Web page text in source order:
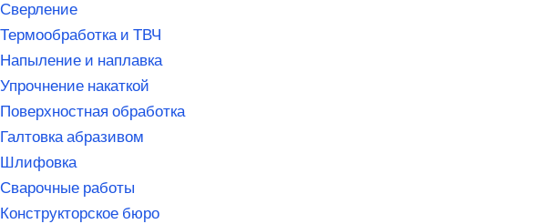
Сверление
Термообработка и ТВЧ
Напыление и наплавка
Упрочнение накаткой
Поверхностная обработка
Галтовка абразивом
Шлифовка
Сварочные работы
Конструкторское бюро